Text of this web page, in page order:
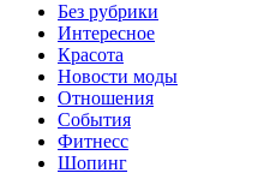
Без рубрики
Интересное
Красота
Новости моды
Отношения
События
Фитнесс
Шопинг